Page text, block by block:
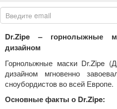
Dr.Zipe – горнолыжные
дизайном
Горнолыжные маски Dr.Zipe
дизайном мгновенно
сноубордистов во всей Европе.
Основные факты о Dr.Zipe: